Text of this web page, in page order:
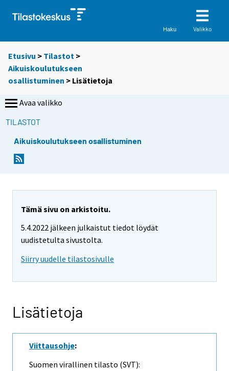
Haku Valikko
Etusivu > Tilastot >
Aikuiskoulutukseen
osallistuminen > Lisätietoja
Avaa valikko
TILASTOT
Aikuiskoulutukseen osallistuminen
Tämä sivu on arkistoitu.
5.4.2022 jälkeen julkaistut tiedot löydät
uudistetulta sivustolta.
Siirry uudelle tilastosivulle
Lisätietoja
Viittausohje:
Suomen virallinen tilasto (SVT):